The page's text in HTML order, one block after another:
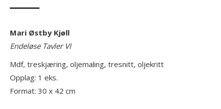
Mari Østby Kjøll
Endeløse Tavler VI
Mdf, treskjæring, oljemaling, tresnitt, oljekritt
Opplag: 1 eks.
Format: 30 x 42 cm